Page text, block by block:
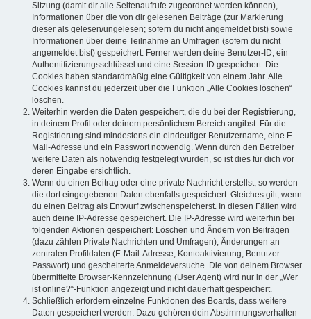
Sitzung (damit dir alle Seitenaufrufe zugeordnet werden können),
Informationen über die von dir gelesenen Beiträge (zur Markierung
dieser als gelesen/ungelesen; sofern du nicht angemeldet bist) sowie
Informationen über deine Teilnahme an Umfragen (sofern du nicht
angemeldet bist) gespeichert. Ferner werden deine Benutzer-ID, ein
Authentifizierungsschlüssel und eine Session-ID gespeichert. Die
Cookies haben standardmäßig eine Gültigkeit von einem Jahr. Alle
Cookies kannst du jederzeit über die Funktion „Alle Cookies löschen“
löschen.
Weiterhin werden die Daten gespeichert, die du bei der Registrierung,
in deinem Profil oder deinem persönlichem Bereich angibst. Für die
Registrierung sind mindestens ein eindeutiger Benutzername, eine E-
Mail-Adresse und ein Passwort notwendig. Wenn durch den Betreiber
weitere Daten als notwendig festgelegt wurden, so ist dies für dich vor
deren Eingabe ersichtlich.
Wenn du einen Beitrag oder eine private Nachricht erstellst, so werden
die dort eingegebenen Daten ebenfalls gespeichert. Gleiches gilt, wenn
du einen Beitrag als Entwurf zwischenspeicherst. In diesen Fällen wird
auch deine IP-Adresse gespeichert. Die IP-Adresse wird weiterhin bei
folgenden Aktionen gespeichert: Löschen und Ändern von Beiträgen
(dazu zählen Private Nachrichten und Umfragen), Änderungen an
zentralen Profildaten (E-Mail-Adresse, Kontoaktivierung, Benutzer-
Passwort) und gescheiterte Anmeldeversuche. Die von deinem Browser
übermittelte Browser-Kennzeichnung (User Agent) wird nur in der „Wer
ist online?“-Funktion angezeigt und nicht dauerhaft gespeichert.
Schließlich erfordern einzelne Funktionen des Boards, dass weitere
Daten gespeichert werden. Dazu gehören dein Abstimmungsverhalten